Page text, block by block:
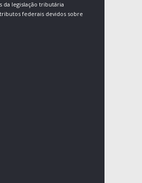
da legislação tributária
federais devidos sobre